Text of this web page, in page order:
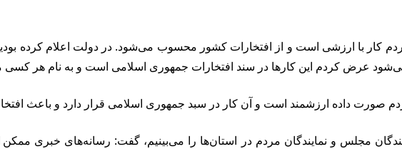
کار با ارزشی است و از افتخارات کشور محسوب می‌شود. در دولت اعلام کرده بودیم
می‌شود عرض کردم این کارها در سند افتخارات جمهوری اسلامی است و به نام هر
صورت داده ارزشمند است و آن کار در سبد جمهوری اسلامی قرار دارد و باعث
مجلس و نمایندگان مردم در استان‌ها را می‌بینیم، گفت: رسانه‌های خبری ممکن